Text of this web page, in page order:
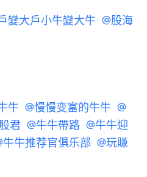
變大戶小牛變大牛 @股海
牛 @慢慢变富的牛牛 @
君 @牛牛帶路 @牛牛迎
牛牛推荐官俱乐部 @玩賺